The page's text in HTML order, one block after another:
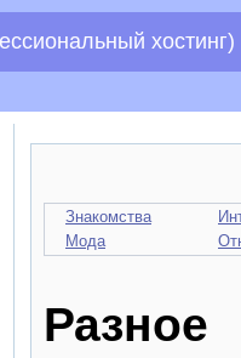
хостинг)
Знакомства
Мода
Разное